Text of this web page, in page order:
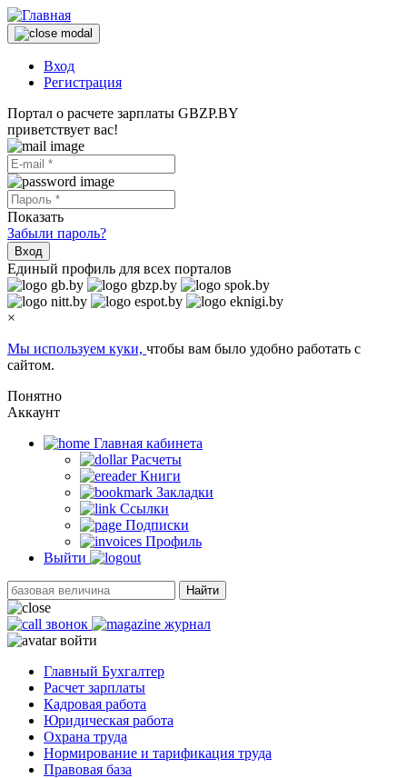
Вход
Регистрация
Портал о расчете зарплаты GBZP.BY
приветствует вас!
Показать
Забыли пароль?
Вход
Единый профиль для всех порталов
×
Мы используем куки, чтобы вам было удобно работать с
сайтом.
Понятно
Аккаунт
Главная кабинетa
Расчеты
Книги
Закладки
Ссылки
Подписки
Профиль
Выйти
Найти
звонок
журнал
войти
Главный Бухгалтер
Расчет зарплаты
Кадровая работа
Юридическая работа
Охрана труда
Нормирование и тарификация труда
Правовая база